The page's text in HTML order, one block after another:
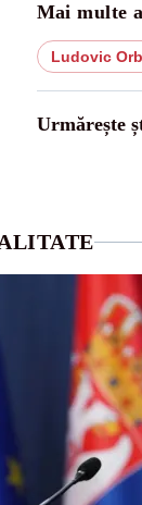
Mai multe
Ludovic
Urmărește